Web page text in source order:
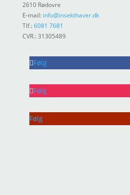
2610 Rødovre
E-mail: info@insekthaver.dk
Tlf.:6081 7681
CVR.: 31305489
Følg
Følg
Følg